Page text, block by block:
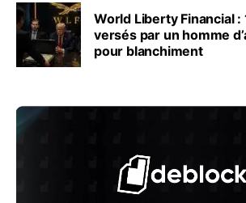
World Liberty Financial
versés par un homme
pour blanchiment